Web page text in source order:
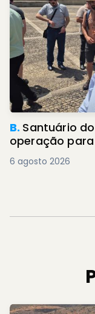
B. Santuário
operação
6 agosto 2026